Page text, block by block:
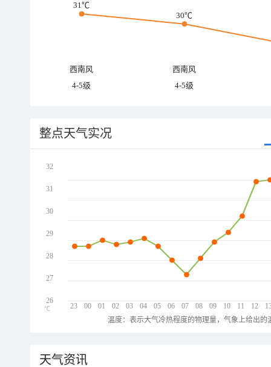
31℃
30℃
西南风
西南风
4-5级
4-5级
整点天气实况
23 00 01 02 03 04 05 06 07 08 09 10 11 12
32
31
30
29
28
27
26
℃
温度：表示大气冷热程度的物理量，气象上给出
天气资讯